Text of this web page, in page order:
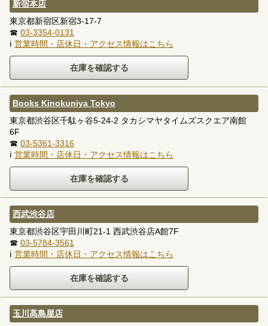
新宿本店
東京都新宿区新宿3-17-7
☎ 03-3354-0131
ℹ 営業時間・店休日・アクセス情報はこちら
Books Kinokuniya Tokyo
東京都渋谷区千駄ヶ谷5-24-2 タカシマヤタイムズスクエア南館
6F
☎ 03-5361-3316
ℹ 営業時間・店休日・アクセス情報はこちら
西武渋谷店
東京都渋谷区宇田川町21-1 西武渋谷店A館7F
☎ 03-5784-3561
ℹ 営業時間・店休日・アクセス情報はこちら
玉川高島屋店